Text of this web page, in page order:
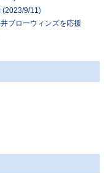
(2023/9/11)
ブローウィンズを応援